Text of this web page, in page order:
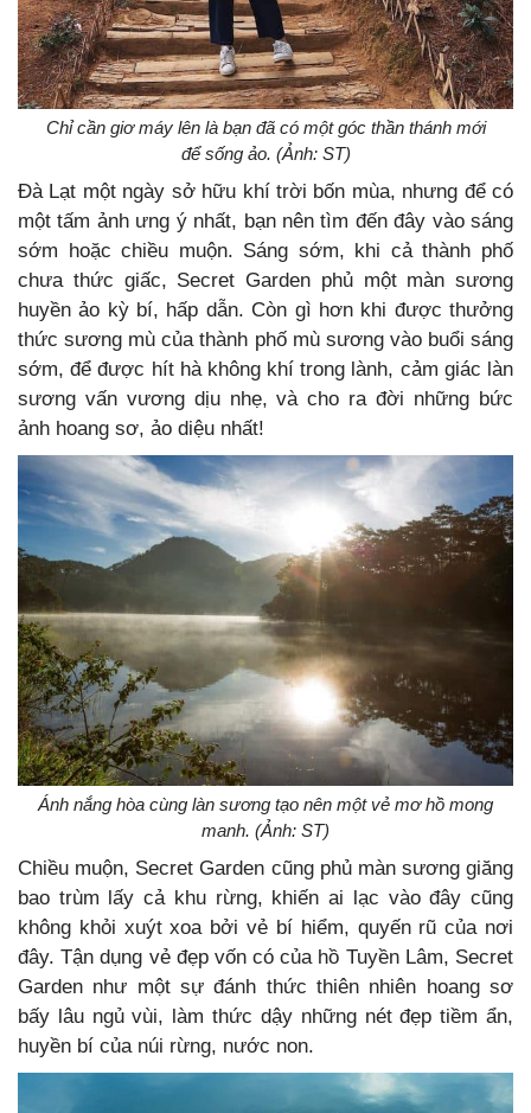
Chỉ cần giơ máy lên là bạn đã có một góc thần thánh mới
để sống ảo. (Ảnh: ST)
Đà Lạt một ngày sở hữu khí trời bốn mùa, nhưng để có
một tấm ảnh ưng ý nhất, bạn nên tìm đến đây vào sáng
sớm hoặc chiều muộn. Sáng sớm, khi cả thành phố
chưa thức giấc, Secret Garden phủ một màn sương
huyền ảo kỳ bí, hấp dẫn. Còn gì hơn khi được thưởng
thức sương mù của thành phố mù sương vào buổi sáng
sớm, để được hít hà không khí trong lành, cảm giác làn
sương vấn vương dịu nhẹ, và cho ra đời những bức
ảnh hoang sơ, ảo diệu nhất!
Ánh nắng hòa cùng làn sương tạo nên một vẻ mơ hồ mong
manh. (Ảnh: ST)
Chiều muộn, Secret Garden cũng phủ màn sương giăng
bao trùm lấy cả khu rừng, khiến ai lạc vào đây cũng
không khỏi xuýt xoa bởi vẻ bí hiểm, quyến rũ của nơi
đây. Tận dụng vẻ đẹp vốn có của hồ Tuyền Lâm, Secret
Garden như một sự đánh thức thiên nhiên hoang sơ
bấy lâu ngủ vùi, làm thức dậy những nét đẹp tiềm ẩn,
huyền bí của núi rừng, nước non.